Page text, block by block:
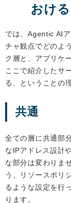
おけ
では、Agentic AI
チャ観点でどのよ
ク層と、アプリケ
ここで紹介したサ
る、ということの
共通
全ての層に共通部
なIPアドレス設計
な部分は変わりま
う、リソースポリ
るような設定を行
ります。